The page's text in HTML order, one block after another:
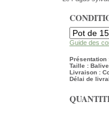
Guide des
Présentation
Taille :
Livraison :
Délai de